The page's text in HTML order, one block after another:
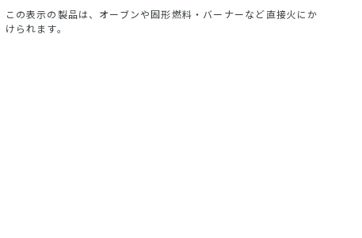
この表示の製品は、オーブンや固形燃料・バーナーなど直接火にか
けられます。